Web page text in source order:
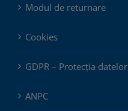
Modul de returnare
Cookies
GDPR – Protecția datelor
ANPC